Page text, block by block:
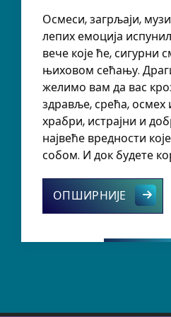
Осмеси, загрљаји,
лепих емоција
вече које ће, сигурни
њиховом сећању.
желимо вам да вас
здравље, срећа, осмех
храбри, истрајни и
највеће вредности
собом. И док будете
ОПШИРНИЈЕ Синоћ